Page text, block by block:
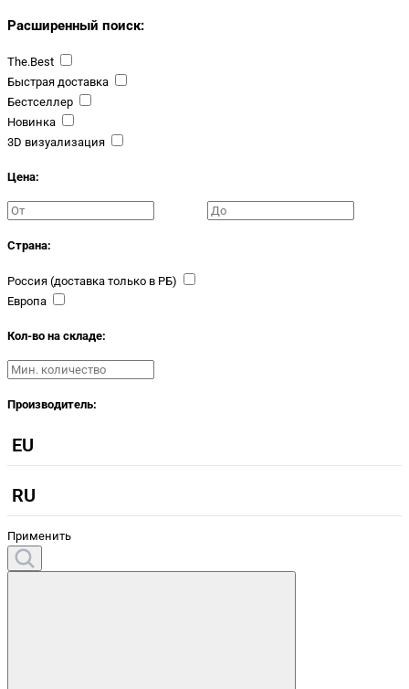
Расширенный поиск:
The.Best
Быстрая доставка
Бестселлер
Новинка
3D визуализация
Цена:
Страна:
Россия (доставка только в РБ)
Европа
Кол-во на складе:
Производитель:
EU
RU
Применить